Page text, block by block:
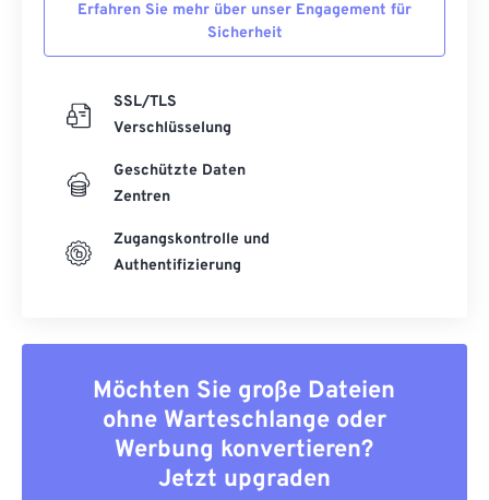
Erfahren Sie mehr über unser Engagement für
Sicherheit
SSL/TLS
Verschlüsselung
Geschützte Daten
Zentren
Zugangskontrolle und
Authentifizierung
Möchten Sie große Dateien
ohne Warteschlange oder
Werbung konvertieren?
Jetzt upgraden